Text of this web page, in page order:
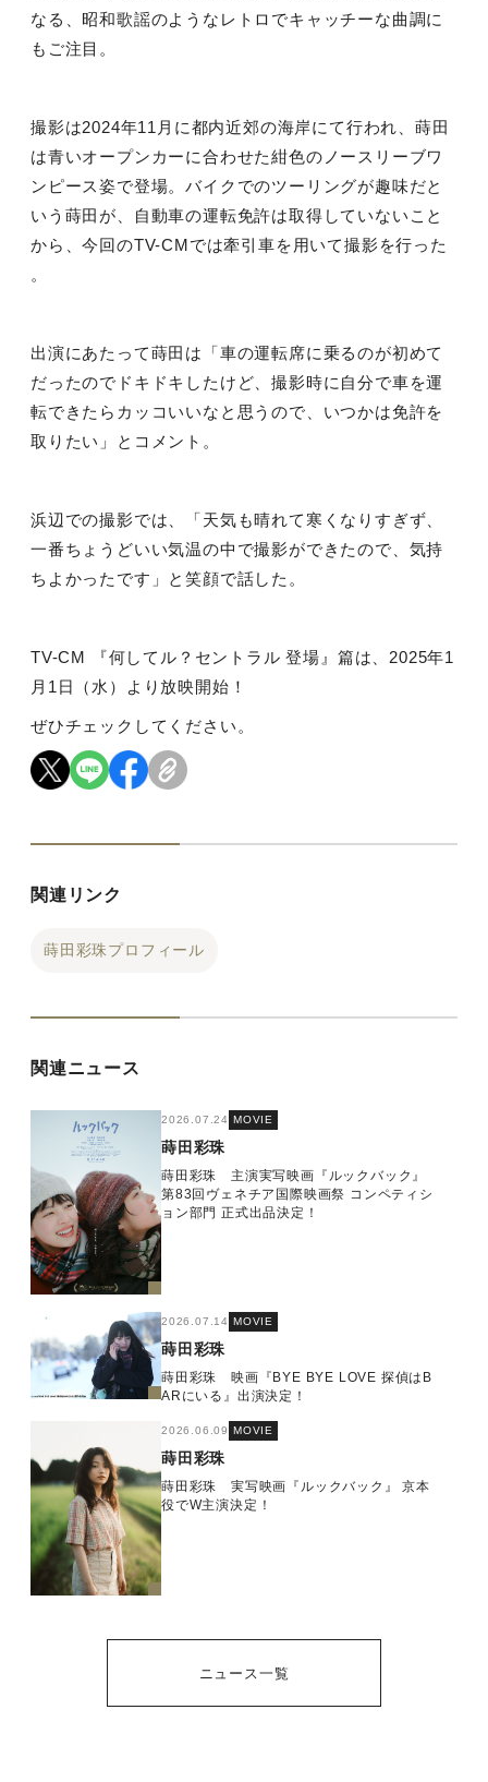
なる、昭和歌謡のようなレトロでキャッチーな曲調に
もご注目。
撮影は2024年11 月に都内近郊の海岸にて行われ、蒔田
は青いオープンカーに合わせた紺色のノースリーブワ
ンピース姿で登場。バイクでのツーリングが趣味だと
いう蒔田が、自動車の運転免許は取得していないこと
から、今回のTV-CMでは牽引車を用いて撮影を行った
。
出演にあたって蒔田は「車の運転席に乗るのが初めて
だったのでドキドキしたけど、撮影時に自分で車を運
転できたらカッコいいなと思うので、いつかは免許を
取りたい」とコメント。
浜辺での撮影では、「天気も晴れて寒くなりすぎず、
一番ちょうどいい気温の中で撮影ができたので、気持
ちよかったです」と笑顔で話した。
TV-CM 『何してル？セントラル 登場』篇は、 2025年1
月 1 日（水）より放映開始！
ぜひチェックしてください。
関連リンク
蒔田彩珠プロフィール
関連ニュース
2026.07.24 MOVIE
蒔田彩珠
蒔田彩珠 主演実写映画『ルックバック』
第83回ヴェネチア国際映画祭 コンペティシ
ョン部門 正式出品決定！
2026.07.14 MOVIE
蒔田彩珠
蒔田彩珠 映画『BYE BYE LOVE 探偵はB
ARにいる』出演決定！
2026.06.09 MOVIE
蒔田彩珠
蒔田彩珠 実写映画『ルックバック』 京本
役でW主演決定！
ニュース一覧